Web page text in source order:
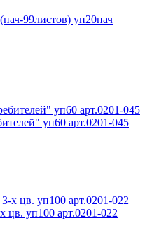
99листов) уп20пач
уп60 арт.0201-045
уп100 арт.0201-022